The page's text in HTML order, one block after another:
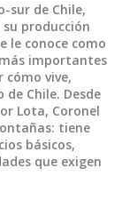
sur de Chile,
producción
le conoce como
importantes
cómo vive,
de Chile. Desde
Lota, Coronel
tiene
básicos,
que exigen